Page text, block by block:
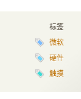
标签
微软
硬件
触摸